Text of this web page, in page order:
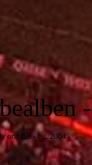
-
original - est. 2004 -